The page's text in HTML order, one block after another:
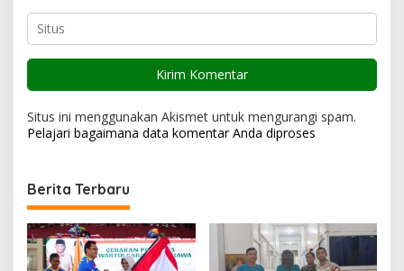
Situs ini menggunakan Akismet untuk mengurangi spam.
Pelajari bagaimana data komentar Anda diproses
Berita Terbaru